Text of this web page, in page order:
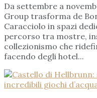
Da settembre a
Group trasforma de
Caracciolo in spazi
percorso tra mostre,
collezionismo che
facendo degli hotel...